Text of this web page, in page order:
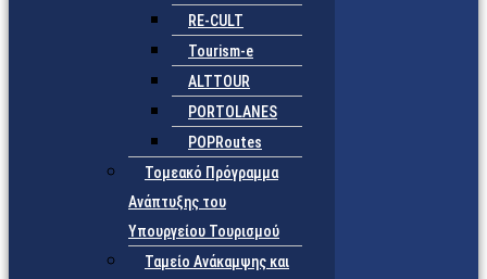
RE-CULT
Tourism-e
ALTTOUR
PORTOLANES
POPRoutes
Τομεακό Πρόγραμμα
Ανάπτυξης του
Υπουργείου Τουρισμού
Ταμείο Ανάκαμψης και